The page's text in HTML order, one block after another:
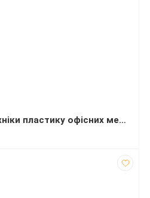
Серветки для оргтехніки пластику офісних меблів JOBMAX Buromax